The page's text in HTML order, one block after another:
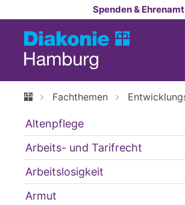
Zum Inhalt springenSpenden & Ehrenamt
Fachthemen
Altenpflege
Arbeits- und Tarifrecht
Arbeitslosigkeit
Armut